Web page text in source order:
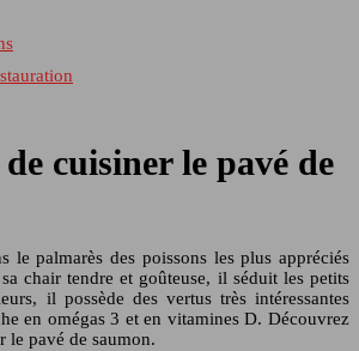
cuisiner le pavé de
le palmarès des poissons les plus appréciés
chair tendre et goûteuse, il séduit les petits
il possède des vertus très intéressantes
en omégas 3 et en vitamines D. Découvrez
le pavé de saumon.